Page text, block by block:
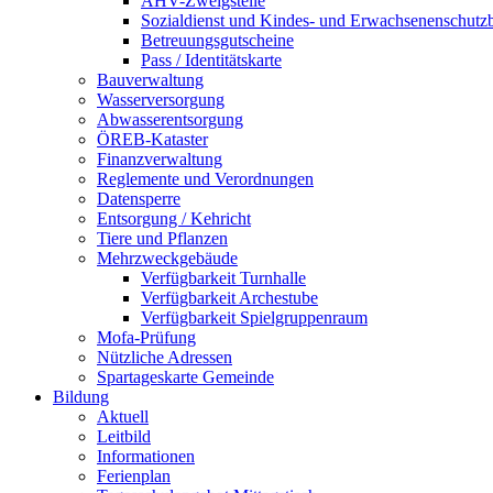
Sozialdienst und Kindes- und
Betreuungsgutscheine
Pass / Identitätskarte
Bauverwaltung
Wasserversorgung
Abwasserentsorgung
ÖREB-Kataster
Finanzverwaltung
Reglemente und Verordnungen
Datensperre
Entsorgung / Kehricht
Tiere und Pflanzen
Mehrzweckgebäude
Verfügbarkeit Turnhalle
Verfügbarkeit Archestube
Verfügbarkeit Spielgruppenraum
Mofa-Prüfung
Nützliche Adressen
Spartageskarte Gemeinde
Bildung
Aktuell
Leitbild
Informationen
Ferienplan